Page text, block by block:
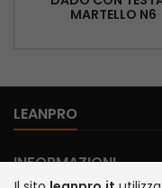
MARTELLO N6
LEANPRO
INFORMAZIONI